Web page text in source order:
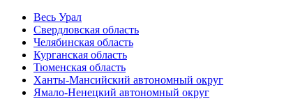
Весь Урал
Свердловская область
Челябинская область
Курганская область
Тюменская область
Ханты-Мансийский автономный округ
Ямало-Ненецкий автономный округ